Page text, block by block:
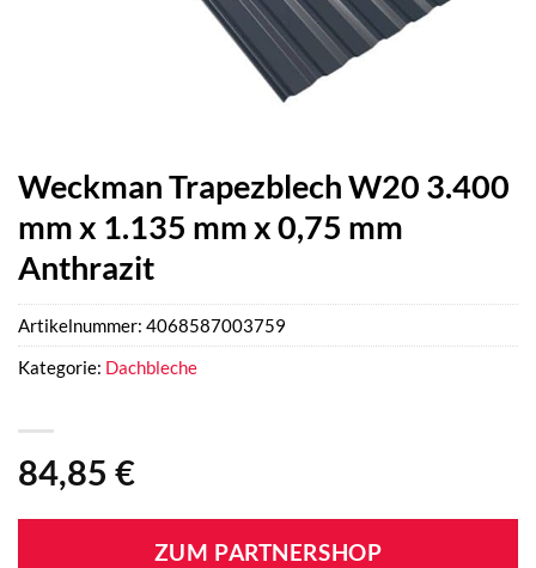
Weckman Trapezblech W20 3.400
mm x 1.135 mm x 0,75 mm
Anthrazit
84,85 €
ZUM PARTNERSHOP
Artikelnummer: 4068587003759
Kategorie: Dachbleche